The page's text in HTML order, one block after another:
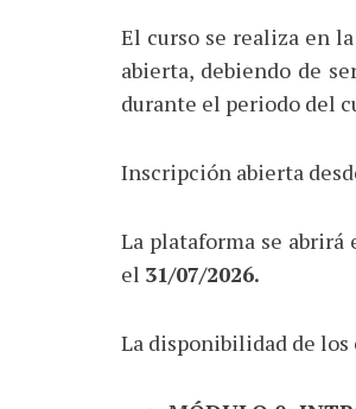
El curso se realiza en
abierta, debiendo de
durante el periodo del
Inscripción abierta
La plataforma se abrirá
el 31/07/2026.
La disponibilidad de